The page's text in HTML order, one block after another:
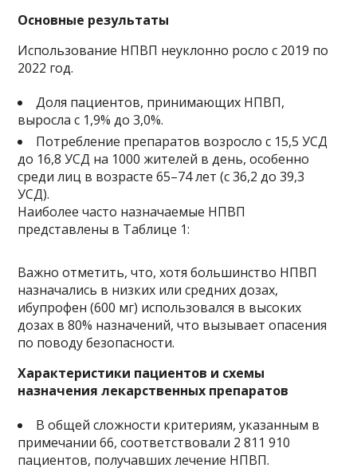
Основные результаты
Использование НПВП неуклонно росло с 2019 по
2022 год.
Доля пациентов, принимающих НПВП,
выросла с 1,9% до 3,0%.
Потребление препаратов возросло с 15,5 УСД
до 16,8 УСД на 1000 жителей в день, особенно
среди лиц в возрасте 65–74 лет (с 36,2 до 39,3
УСД).
Наиболее часто назначаемые НПВП
представлены в Таблице 1:
Важно отметить, что, хотя большинство НПВП
назначались в низких или средних дозах,
ибупрофен (600 мг) использовался в высоких
дозах в 80% назначений, что вызывает опасения
по поводу безопасности.
Характеристики пациентов и схемы
назначения лекарственных препаратов
В общей сложности критериям, указанным в
примечании 66, соответствовали 2 811 910
пациентов, получавших лечение НПВП.